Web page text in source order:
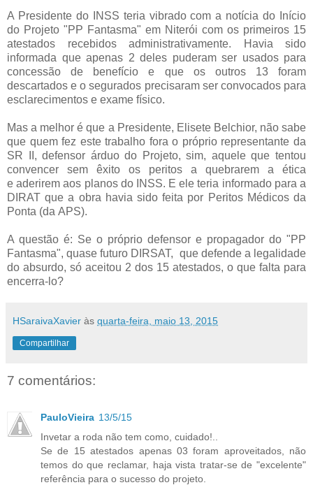
A Presidente do INSS teria vibrado com a notícia do Início
do Projeto "PP Fantasma" em Niterói com os primeiros 15
atestados recebidos administrativamente. Havia sido
informada que apenas 2 deles puderam ser usados para
concessão de benefício e que os outros 13 foram
descartados e o segurados precisaram ser convocados para
esclarecimentos e exame físico.
Mas a melhor é que a Presidente, Elisete Belchior, não sabe
que quem fez este trabalho fora o próprio representante da
SR II, defensor árduo do Projeto, sim, aquele que tentou
convencer sem êxito os peritos a quebrarem a ética
e aderirem aos planos do INSS. E ele teria informado para a
DIRAT que a obra havia sido feita por Peritos Médicos da
Ponta (da APS).
A questão é: Se o próprio defensor e propagador do "PP
Fantasma", quase futuro DIRSAT, que defende a legalidade
do absurdo, só aceitou 2 dos 15 atestados, o que falta para
encerra-lo?
HSaraivaXavier às quarta-feira, maio 13, 2015
Compartilhar
7 comentários:
PauloVieira 13/5/15
Invetar a roda não tem como, cuidado!..
Se de 15 atestados apenas 03 foram aproveitados, não
temos do que reclamar, haja vista tratar-se de "excelente"
referência para o sucesso do projeto.